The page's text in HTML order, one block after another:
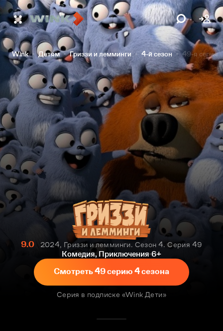
Wink Детям Гриззи и лемминги 4-й сезон 49-я серия
9.0
2024, Гриззи и лемминги. Сезон 4. Серия 49
Комедия, Приключения 6+
Смотреть 49 серию 4 сезона
Серия в подписке «Wink Дети»